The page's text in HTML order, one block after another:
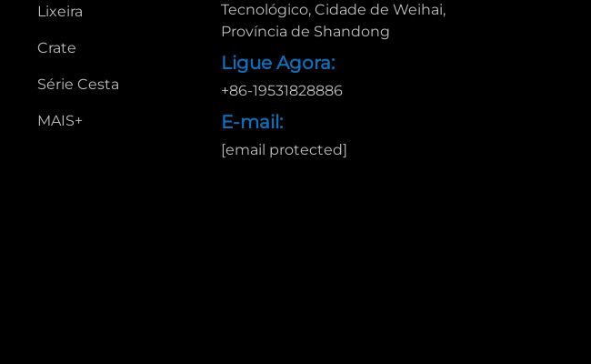
Lixeira
Crate
Série Cesta
MAIS+
Tecnológico, Cidade de Weihai,
Província de Shandong
Ligue Agora:
+86-19531828886
E-mail:
[email protected]